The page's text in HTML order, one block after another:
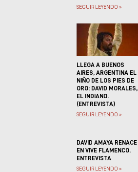
SEGUIR LEYENDO »
LLEGA A BUENOS
AIRES, ARGENTINA EL
NIÑO DE LOS PIES DE
ORO: DAVID MORALES,
EL INDIANO.
(ENTREVISTA)
SEGUIR LEYENDO »
DAVID AMAYA RENACE
EN VIVE FLAMENCO.
ENTREVISTA
SEGUIR LEYENDO »